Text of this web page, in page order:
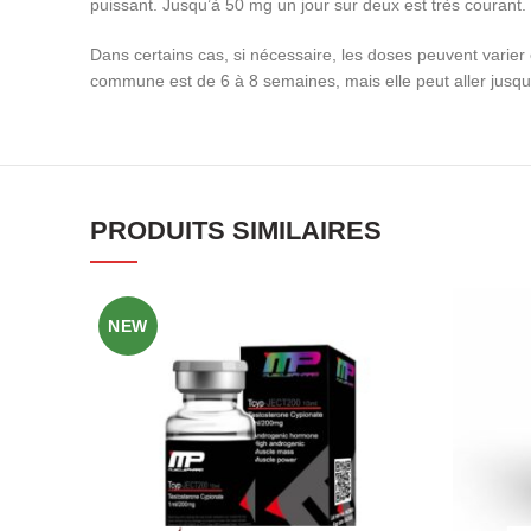
puissant. Jusqu’à 50 mg un jour sur deux est très
Dans certains cas, si nécessaire, les doses peuvent
commune est de 6 à 8 semaines, mais elle peut aller
PRODUITS SIMILAIRES
NEW